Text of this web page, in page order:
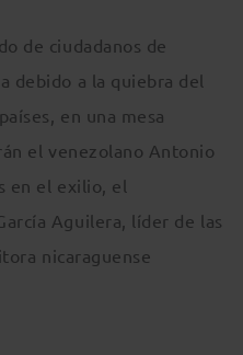
de ciudadanos de
debido a la quiebra del
en una mesa
el venezolano Antonio
en el exilio, el
Aguilera, líder de las
nicaraguense